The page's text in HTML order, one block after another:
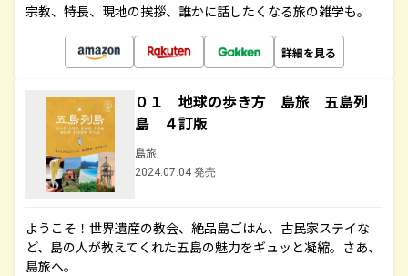
宗教、特長、現地の挨拶、誰かに話したくなる旅の雑学も。
詳細を見る
０１ 地球の歩き方 島旅 五島列
島 ４訂版
島旅
2024.07.04 発売
ようこそ！世界遺産の教会、絶品島ごはん、古民家ステイな
ど、島の人が教えてくれた五島の魅力をギュッと凝縮。さあ、
島旅へ。